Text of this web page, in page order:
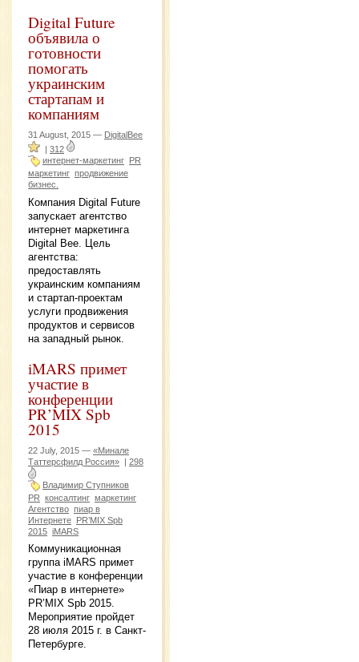
Digital Future
объявила о
готовности
помогать
украинским
стартапам и
компаниям
31 August, 2015 — DigitalBee
312
интернет-маркетинг
PR
маркетинг продвижение
бизнес.
Компания Digital Future
запускает агентство
интернет маркетинга
Digital Bee. Цель
агентства:
предоставлять
украинским компаниям
и стартап-проектам
услуги продвижения
продуктов и сервисов
на западный рынок.
iMARS примет
участие в
конференции
PR’MIX Spb
2015
22 July, 2015 — «Минале
Таттерсфилд Россия» | 298
Владимир Ступников
PR консалтинг маркетинг
Агентство пиар в
Интернете PR’MIX Spb
2015 iMARS
Коммуникационная
группа iMARS примет
участие в конференции
«Пиар в интернете»
PR’MIX Spb 2015.
Мероприятие пройдет
28 июля 2015 г. в Санкт-
Петербурге.